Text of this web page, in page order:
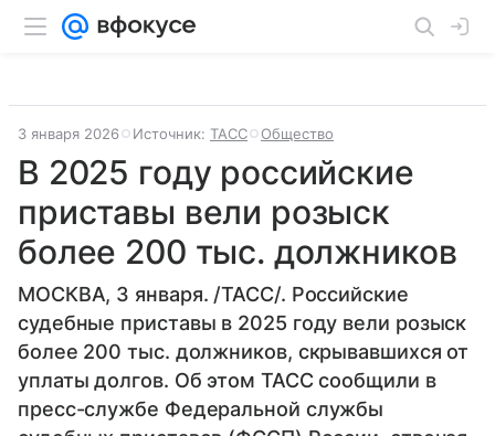
3 января 2026 Источник: ТАСС Общество
В 2025 году российские
приставы вели розыск
более 200 тыс. должников
МОСКВА, 3 января. /ТАСС/. Российские
судебные приставы в 2025 году вели розыск
более 200 тыс. должников, скрывавшихся от
уплаты долгов. Об этом ТАСС сообщили в
пресс-службе Федеральной службы